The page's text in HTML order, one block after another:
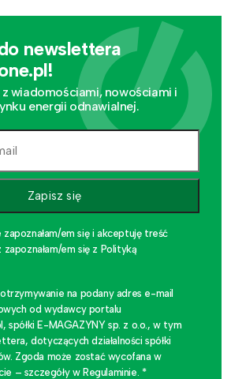
newslettera
z wiadomościami, nowościami i
energii odnawialnej.
Zapisz się
zapoznałam/em się i akceptuję treść
zapoznałam/em się z Polityką
na podany adres e-mail
od wydawcy portalu
spółki E-MAGAZYNY sp. z o.o., w tym
dotyczących działalności spółki
Zgoda może zostać wycofana w
– szczegóły w Regulaminie. *